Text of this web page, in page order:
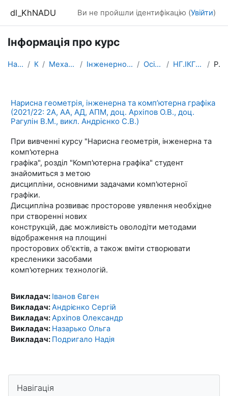
dl_KhNADU Ви не пройшли ідентифікацію (Увійти)
Інформація про курс
На головну Курси Механічний факультет Інженерної та комп’ютерної графіки Осінній семестр НГ.ІКГ (2А, АА, АД, АПМ) Резюме
Нарисна геометрія, інженерна та комп’ютерна графіка
(2021/22: 2А, АА, АД, АПМ, доц. Архіпов О.В., доц.
Рагулін В.М., викл. Андрієнко С.В.)
При вивченні курсу "Нарисна геометрія, інженерна та
комп'ютерна
графіка", розділ "Комп'ютерна графіка" студент
знайомиться з метою
дисципліни, основними задачами комп'ютерної
графіки.
Дисципліна розвиває просторове уявлення необхідне
при створенні нових
конструкцій, дає можливість оволодіти методами
відображення на площині
просторових об'єктів, а також вміти створювати
кресленики засобами
комп'ютерних технологій.
Викладач: Іванов Євген
Викладач:Андрієнко Сергій
Викладач:Архіпов Олександр
Викладач: Назарько Ольга
Викладач: Подригало Надія
Блоки
Навігація